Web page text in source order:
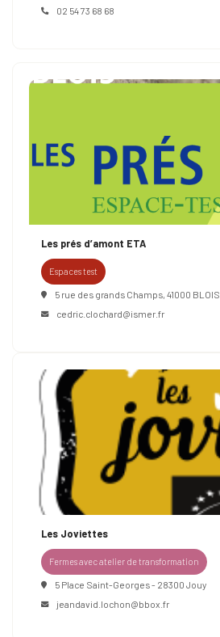
02 54 73 68 68
Les prés d’amont ETA
Espaces test
5 rue des grands Champs, 41000 BLOIS
cedric.clochard@ismer.fr
Les Joviettes
Fermes avec atelier de transformation
5 Place Saint-Georges - 28300 Jouy
jeandavid.lochon@bbox.fr